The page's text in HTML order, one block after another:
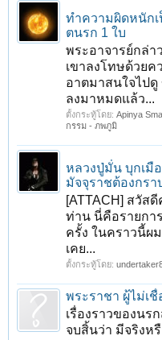
ทำความผิดหนักเ
ตนรก 1 ใบ
พระอาจารย์กล่
เขาลงโทษด้วยค
อาตมาสนใจไปดู
ลงมาหมดแล้ว...
ตั้งกระทู้โดย: Apinya
กรรม - ภพภูมิ
หลวงปู่มั่น บุกเมื
มัจจุราชต้องกร
[ATTACH] สวั
ท่าน นี่คือรายกา
ครั้ง ในคราวนี้ผ
เคย...
ตั้งกระทู้โดย:
พระราชา ผู้ไม่เ
เรื่องราวของนร
จบสิ้นว่า มีจริงห